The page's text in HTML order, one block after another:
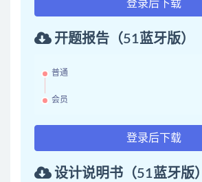
登录后下载
开题报告（51蓝牙版）
普通
会员
登录后下载
设计说明书（51蓝牙版）